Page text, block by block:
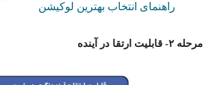
راهنمای انتخاب بهترین لوکیشن
مرحله ۲- قابلیت ارتقا در آینده